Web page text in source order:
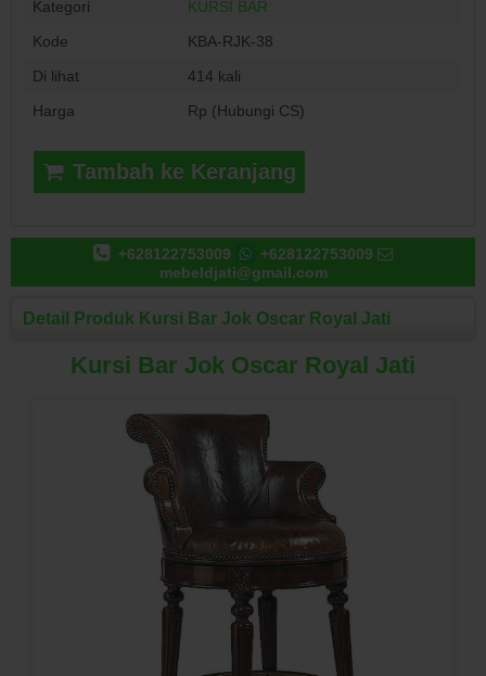
Kategori
KURSI BAR
Kode
KBA-RJK-38
Di lihat
414 kali
Harga
Rp (Hubungi CS)
Tambah ke Keranjang
+628122753009
+628122753009
mebeldjati@gmail.com
Detail Produk Kursi Bar Jok Oscar Royal Jati
Kursi Bar Jok Oscar Royal Jati